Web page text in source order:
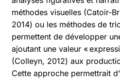
méthodes visuelles (Catoir-
2014) ou les méthodes de
permettent de développer
ajoutant une valeur «
(Colleyn, 2012) aux
Cette approche permettrait